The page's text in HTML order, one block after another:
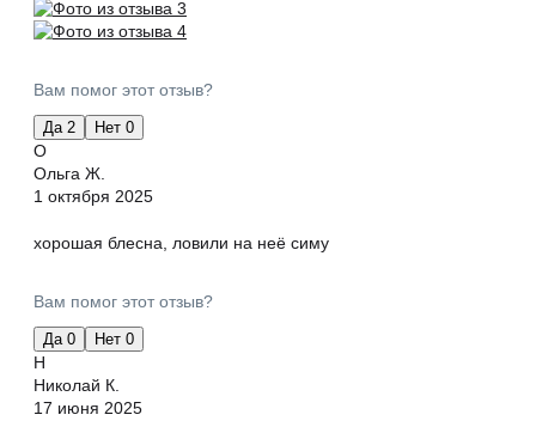
Вам помог этот отзыв?
Да 2 Нет 0
О
Ольга Ж.
1 октября 2025
хорошая блесна, ловили на неё симу
Вам помог этот отзыв?
Да 0 Нет 0
Н
Николай К.
17 июня 2025